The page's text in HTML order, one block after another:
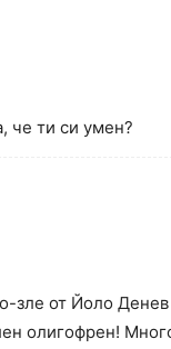
че ти си умен?
зле от Йоло
олигофрен!